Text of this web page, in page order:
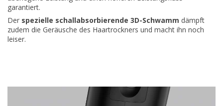
garantiert.
Der spezielle schallabsorbierende 3D-Schwamm dämpft
zudem die Geräusche des Haartrockners und macht ihn noch
leiser.